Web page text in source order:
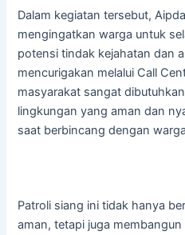
Dalam kegiatan tersebut,
mengingatkan warga untuk
potensi tindak kejahatan dan
mencurigakan melalui Call
masyarakat sangat
lingkungan yang aman dan
saat berbincang dengan
Patroli siang ini tidak hanya
aman, tetapi juga